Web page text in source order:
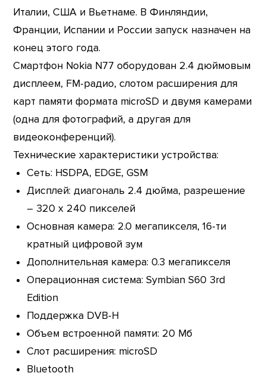
Италии, США и Вьетнаме. В Финляндии,
Франции, Испании и России запуск назначен на
конец этого года.
Смартфон Nokia N77 оборудован 2.4 дюймовым
дисплеем, FM-радио, слотом расширения для
карт памяти формата microSD и двумя камерами
(одна для фотографий, а другая для
видеоконференций).
Технические характеристики устройства:
Сеть: HSDPA, EDGE, GSM
Дисплей: диагональ 2.4 дюйма, разрешение
– 320 x 240 пикселей
Основная камера: 2.0 мегапикселя, 16-ти
кратный цифровой зум
Дополнительная камера: 0.3 мегапикселя
Операционная система: Symbian S60 3rd
Edition
Поддержка DVB-H
Объем встроенной памяти: 20 Мб
Слот расширения: microSD
Bluetooth